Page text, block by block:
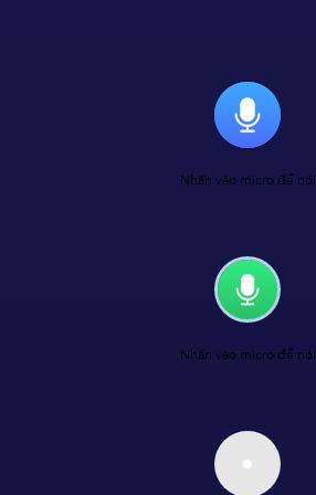
Nhấn vào micro để nói
Nhấn vào micro để nói